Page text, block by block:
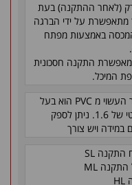
(לאחר ההתקנה) בעת
מתאפשרת על ידי הברגה
באמצעות מפתח
.
מאפשרת התקנה חסכונית
המיכל.
העשוי מ PVC הוא בעל
אורך סטנדרטי של 1.6. ניתן לספק
במידה ויש צורך
התקנה SL
התקנה ML
HL